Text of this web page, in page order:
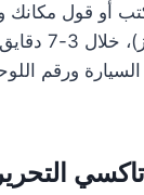
اكتب أو قول
قطعة 7
ورقم